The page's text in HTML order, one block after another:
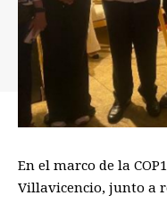
En el marco de la
Villavicencio, junto a